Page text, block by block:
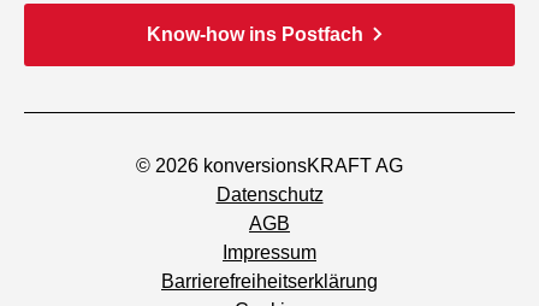
Know-how ins Postfach
© 2026 konversionsKRAFT AG
Datenschutz
AGB
Impressum
Barrierefreiheitserklärung